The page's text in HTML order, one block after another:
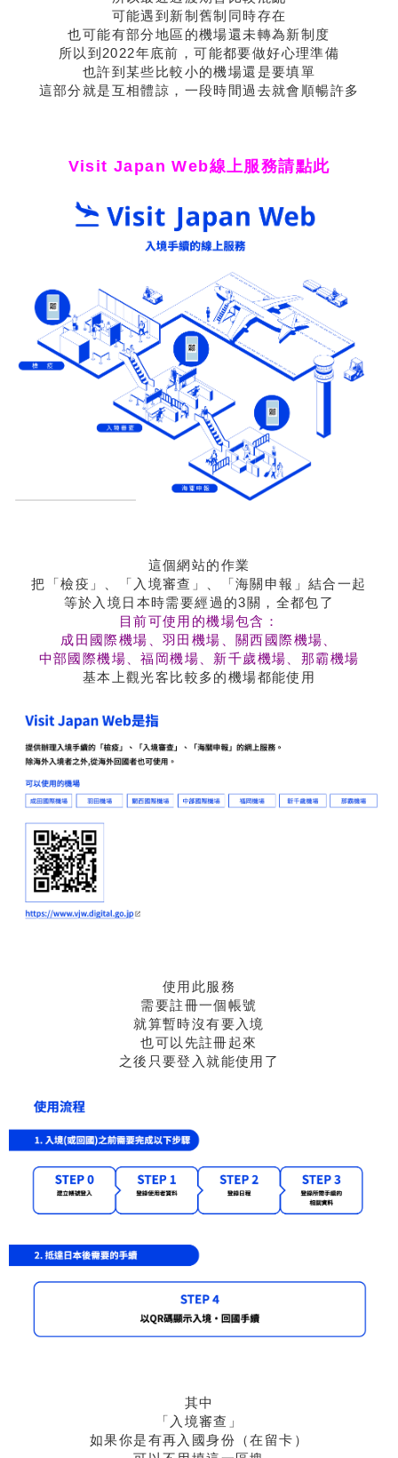
可能遇到新制舊制同時存在
也可能有部分地區的機場還未轉為新制度
所以到2022年底前，可能都要做好心理準備
也許到某些比較小的機場還是要填單
這部分就是互相體諒，一段時間過去就會順暢許多
Visit Japan Web線上服務請點此
這個網站的作業
把「檢疫」、「入境審查」、「海關申報」結合一起
等於入境日本時需要經過的3關，全都包了
目前可使用的機場包含：
成田國際機場、羽田機場、關西國際機場、
中部國際機場、福岡機場、新千歲機場、那霸機場
基本上觀光客比較多的機場都能使用
使用此服務
需要註冊一個帳號
就算暫時沒有要入境
也可以先註冊起來
之後只要登入就能使用了
其中
「入境審查」
如果你是有再入國身份（在留卡）